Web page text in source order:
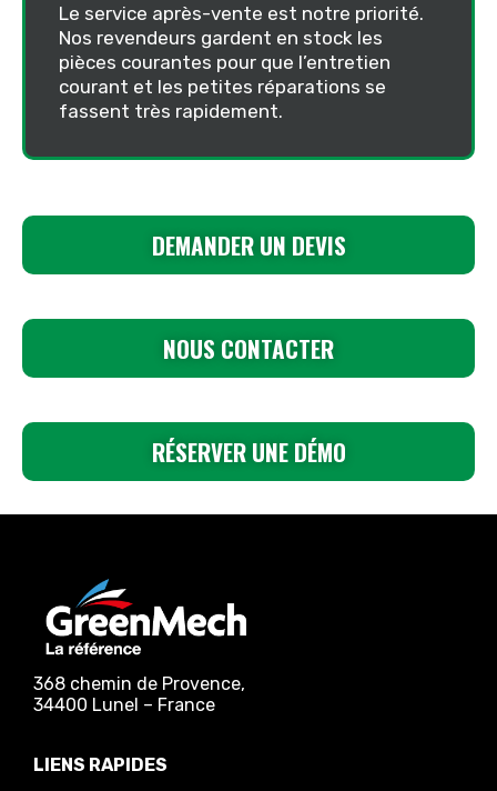
Le service après-vente est notre priorité.
Nos revendeurs gardent en stock les
pièces courantes pour que l’entretien
courant et les petites réparations se
fassent très rapidement.
DEMANDER UN DEVIS
NOUS CONTACTER
RÉSERVER UNE DÉMO
368 chemin de Provence,
34400 Lunel – France
LIENS RAPIDES